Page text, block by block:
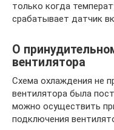
только когда
срабатывает датчик
О
вентилятора
Схема охлаждения не
вентилятора была
можно осуществить
подключения